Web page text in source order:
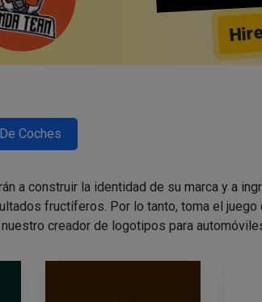
Coches
a construir la identidad de su marca y a
fructíferos. Por lo tanto, toma el
creador de logotipos para